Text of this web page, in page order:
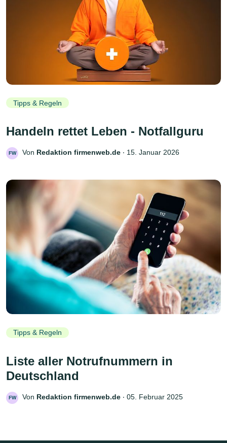
Tipps & Regeln
Handeln rettet Leben - Notfallguru
FW Von Redaktion firmenweb.de ‧ 15. Januar 2026
Tipps & Regeln
Liste aller Notrufnummern in
Deutschland
FW Von Redaktion firmenweb.de ‧ 05. Februar 2025